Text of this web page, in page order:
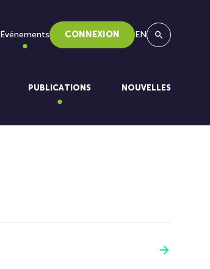
Événements CONNEXION EN
PUBLICATIONS NOUVELLES